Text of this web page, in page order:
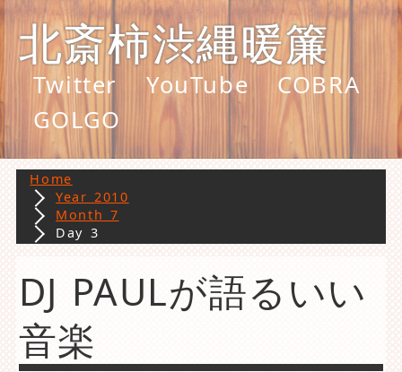
北斎柿渋縄暖簾
Twitter YouTube
COBRA
GOLGO
Home
Year 2010
Month 7
Day 3
DJ PAULが語るいい
音楽